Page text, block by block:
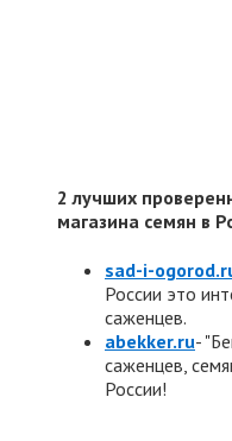
2 лучших
магазина семян в
sad-i-
России это
саженцев.
abekker.ru-
саженцев,
России!